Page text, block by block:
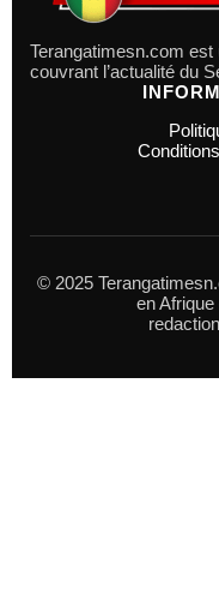
Terangatimesn.com est
couvrant l’actualité du
© 2025
en